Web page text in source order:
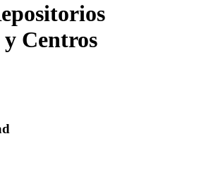
Centros